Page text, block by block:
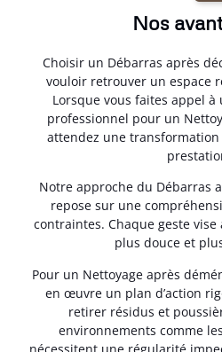
Nos
Choisir un Débarras après
vouloir retrouver un espace
Lorsque vous faites appel
professionnel pour un
attendez une
Notre approche du Débarras
repose sur une
contraintes. Chaque geste
plus douce et
Pour un Nettoyage après
en œuvre un plan d’action
retirer résidus et
environnements comme
nécessitent une régularité